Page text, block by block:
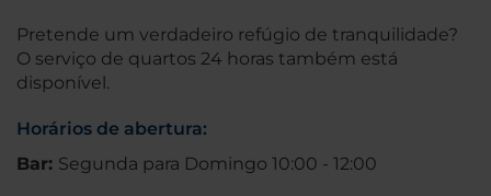
Pretende um verdadeiro refúgio de tranquilidade?
O serviço de quartos 24 horas também está
disponível.
Horários de abertura:
Bar: Segunda para Domingo 10:00 - 12:00